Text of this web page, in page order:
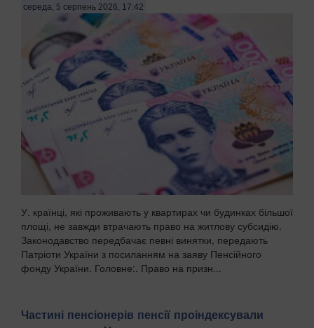
Міністерства закордонних справ Ірану Есмаїл Багаї
розповів,...
середа, 5 серпень 2026, 17:42
У. країнці, які проживають у квартирах чи будинках більшої
площі, не завжди втрачають право на житлову субсидію.
Законодавство передбачає певні винятки, передають
Патріоти України з посиланням на заяву Пенсійного
фонду України. Головне:. Право на призн...
Частині пенсіонерів пенсії проіндексували